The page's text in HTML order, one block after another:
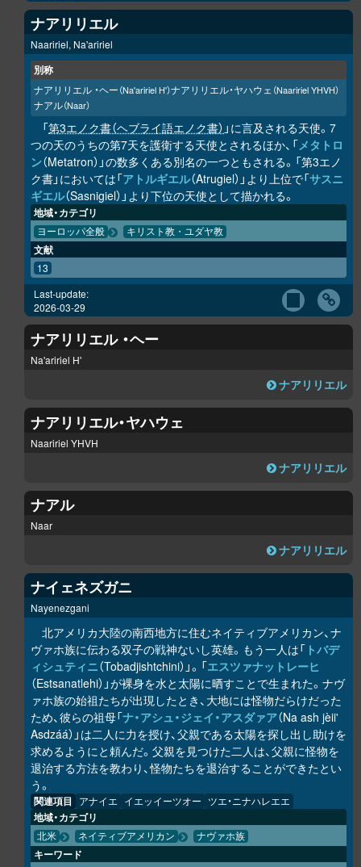
ナアリリエル
Naaririel, Na'aririel
別称
ナアリリエル ・ヘー（Na'aririel H'）ナアリリエル・ヤハウェ （Naaririel YHVH）
ナアル（Naar）
「第3エノク書（ヘブライ語エノク書） 」に言及される天使。7
つの天のうちの第7天を護衛する天使とされるほか、「メタトロ
ン（Metatron）」の数多くある別名の一つともされる。「第3エノ
ク書」においては「アトルギエル（Atrugiel）」より上位で「サスニ
ギエル（Sasnigiel）」より下位の天使として描かれる。
地域・カテゴリ
ヨーロッパ全般 キリスト教・ユダヤ教
文献
13
Last-update:
2026-03-29
ナアリリエル ・ヘー
Na'aririel H'
ナアリリエル
ナアリリエル・ヤハウェ
Naaririel YHVH
ナアリリエル
ナアル
Naar
ナアリリエル
ナイェネズガニ
Nayenezgani
北アメリカ大陸の南西地方に住むネイティブアメリカン、ナ
ヴァホ族に伝わる双子の戦神ないし英雄。もう一人は「 トバデ
ィシュティニ（Tobadjishtchini）」。「エスツァナットレーヒ
（Estsanatlehi）」が裸身を水と太陽に晒すことで生まれた。ナヴ
ァホ族の始祖たちが出現したとき、大地には怪物だらけだった
ため、彼らの祖母「ナ・アシュ・ジェイ・アスダァア（Na ash jèii'
Asdzáá）」は二人に力を授け、父親である太陽を探し出し助けを
求めるようにと頼んだ。父親を見つけた二人は、父親に怪物を
退治する方法を教わり、怪物たちを退治することができたとい
う。
関連項目 アナイエ イエッイーツオー ツエ・ニナハレエエ
地域・カテゴリ
北米 ネイティブアメリカン ナヴァホ族
キーワード